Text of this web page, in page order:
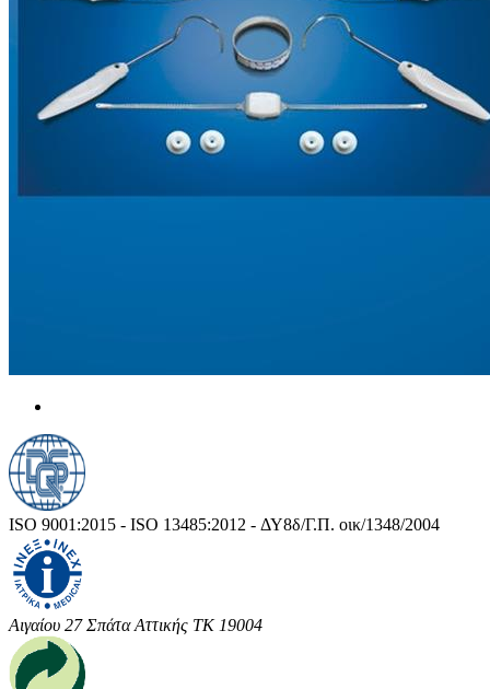
ISO 9001:2015 - ISO 13485:2012 - ΔΥ8δ/Γ.Π. οικ/1348/2004
Αιγαίου 27 Σπάτα Αττικής ΤΚ 19004